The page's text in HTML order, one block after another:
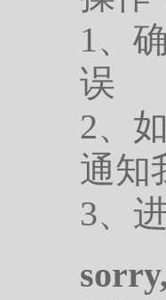
1、
误
2、
通知
3、